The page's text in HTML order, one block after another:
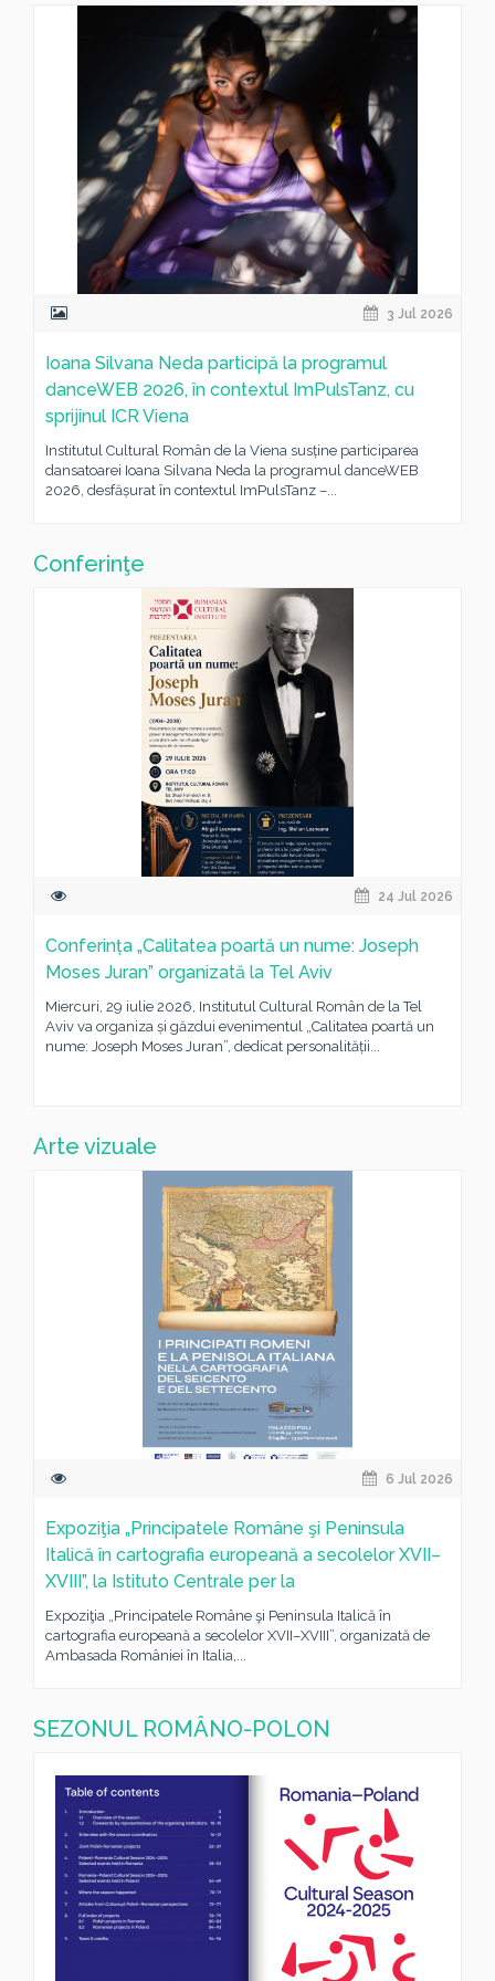
3 Jul 2026
Ioana Silvana Neda participă la programul
danceWEB 2026, în contextul ImPulsTanz, cu
sprijinul ICR Viena
Institutul Cultural Român de la Viena susține participarea
dansatoarei Ioana Silvana Neda la programul danceWEB
2026, desfășurat în contextul ImPulsTanz –...
Conferinţe
24 Jul 2026
Conferința „Calitatea poartă un nume: Joseph
Moses Juran” organizată la Tel Aviv
Miercuri, 29 iulie 2026, Institutul Cultural Român de la Tel
Aviv va organiza și găzdui evenimentul „Calitatea poartă un
nume: Joseph Moses Juran”, dedicat personalității...
Arte vizuale
6 Jul 2026
Expoziţia „Principatele Române şi Peninsula
Italică în cartografia europeană a secolelor XVII–
XVIII”, la Istituto Centrale per la
Expoziţia „Principatele Române şi Peninsula Italică în
cartografia europeană a secolelor XVII–XVIII”, organizată de
Ambasada României în Italia,...
SEZONUL ROMÂNO-POLON